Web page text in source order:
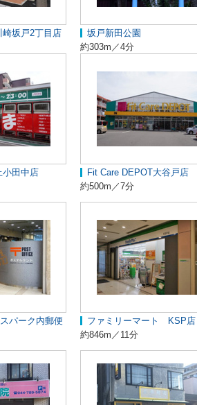
崎坂戸2丁目店
坂戸新田公園
約303m／4分
小田中店
Fit Care DEPOT大谷戸店
約500m／7分
パーク内郵便
ファミリーマート KSP店
約846m／11分